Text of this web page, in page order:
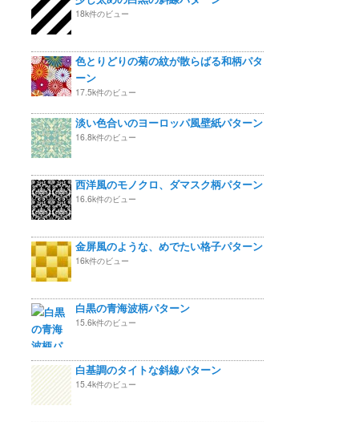
18k件のビュー
色とりどりの菊の紋が散らばる和柄パタ
ーン
17.5k件のビュー
淡い色合いのヨーロッパ風壁紙パターン
16.8k件のビュー
西洋風のモノクロ、ダマスク柄パターン
16.6k件のビュー
金屏風のような、めでたい格子パターン
16k件のビュー
白黒の青海波柄パターン
15.6k件のビュー
白基調のタイトな斜線パターン
15.4k件のビュー